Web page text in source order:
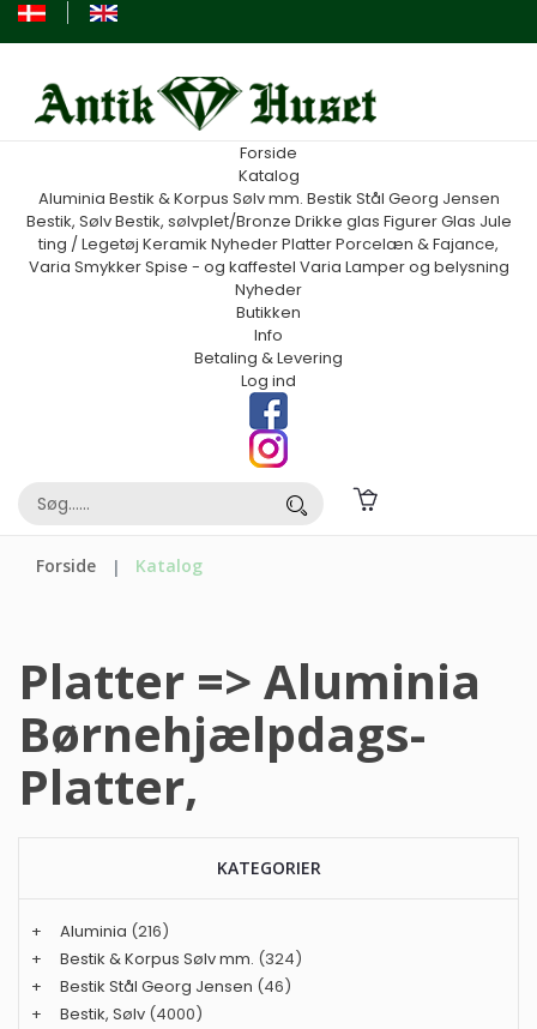
Forside
Katalog
Aluminia Bestik & Korpus Sølv mm. Bestik Stål Georg Jensen
Bestik, SølvBestik, sølvplet/Bronze Drikke glas FigurerGlas Jule
ting / Legetøj Keramik NyhederPlatterPorcelæn & Fajance,
Varia SmykkerSpise - og kaffestel Varia Lamper og belysning
Nyheder
Butikken
Info
Betaling & Levering
Log ind
Forside Katalog
Platter => Aluminia
Børnehjælpdags-
Platter,
KATEGORIER
+ Aluminia (216)
+
Bestik & Korpus Sølv mm. (324)
+
Bestik Stål Georg Jensen (46)
+
Bestik, Sølv (4000)